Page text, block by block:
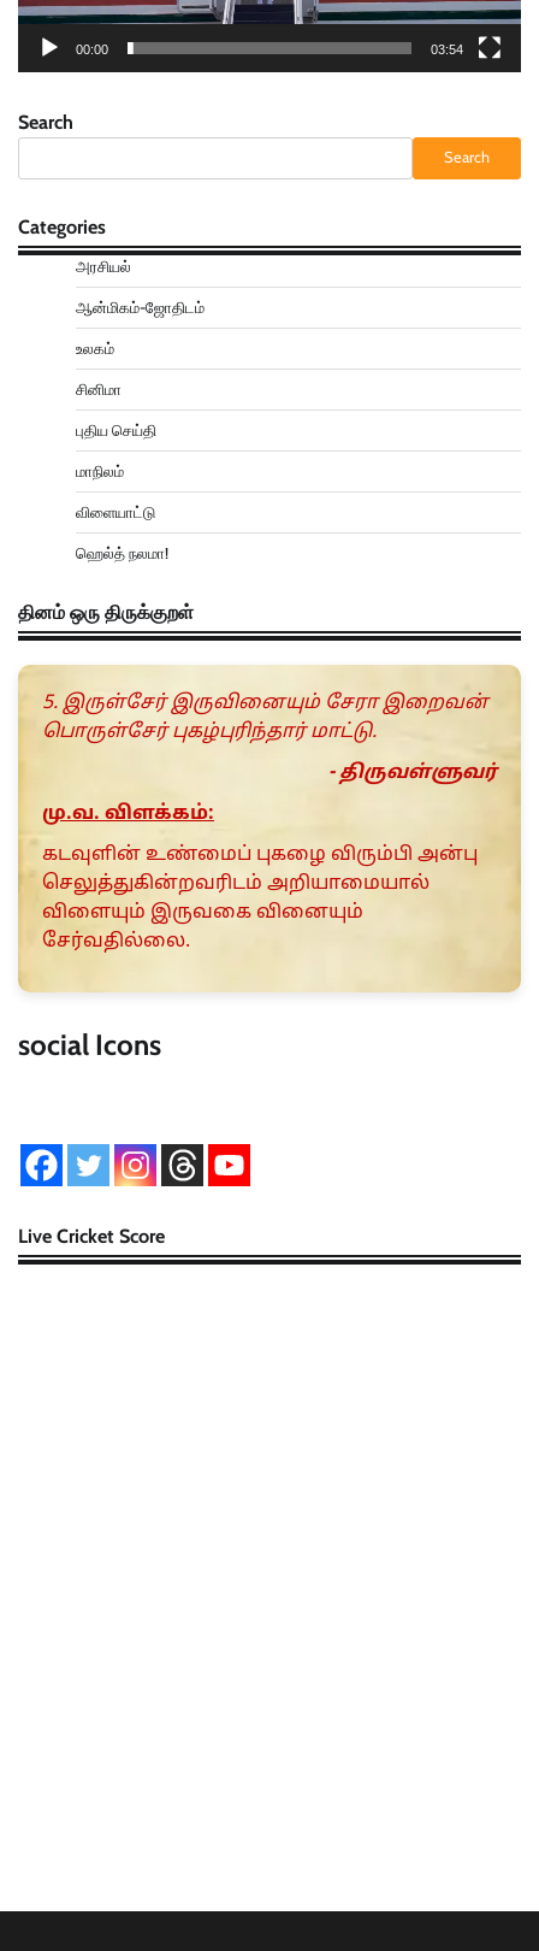
00:00 03:54
Search
Search
Categories
அரசியல்
ஆன்மிகம்-ஜோதிடம்
உலகம்
சினிமா
புதிய செய்தி
மாநிலம்
விளையாட்டு
ஹெல்த் நலமா!
தினம் ஒரு திருக்குறள்
5. இருள்சேர் இருவினையும் சேரா இறைவன்
பொருள்சேர் புகழ்புரிந்தார் மாட்டு.
- திருவள்ளுவர்
மு.வ. விளக்கம்:
கடவுளின் உண்மைப் புகழை விரும்பி அன்பு
செலுத்துகின்றவரிடம் அறியாமையால்
விளையும் இருவகை வினையும்
சேர்வதில்லை.
social Icons
Live Cricket Score